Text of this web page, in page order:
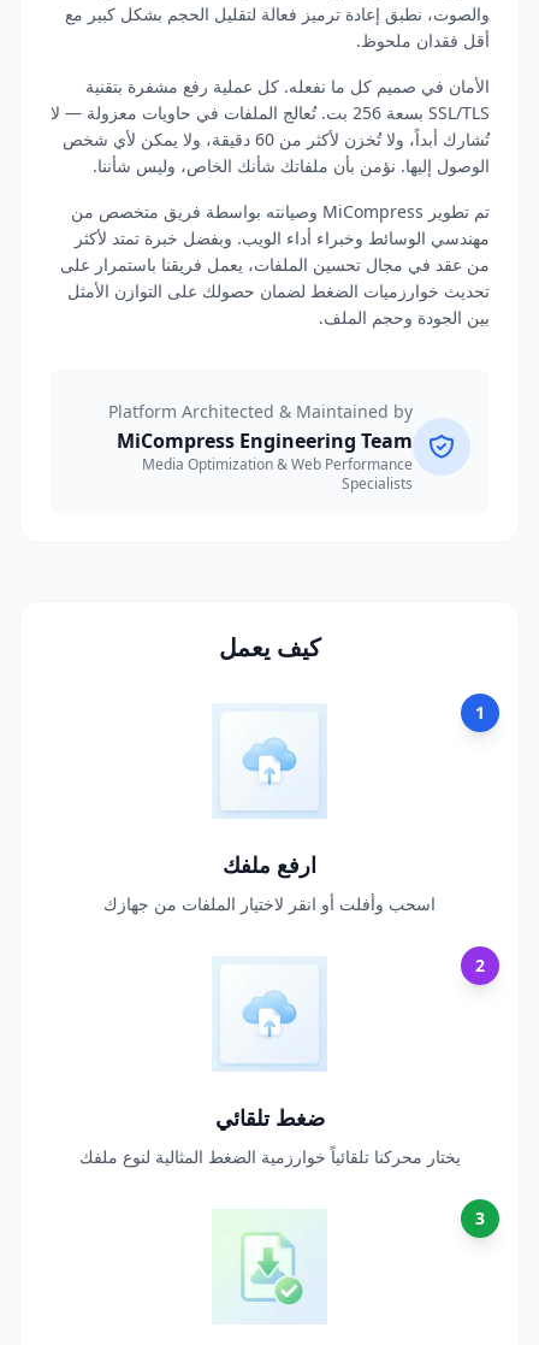
والصوت، نطبق إعادة ترميز فعالة لتقليل الحجم بشكل كبير مع
أقل فقدان ملحوظ.
الأمان في صميم كل ما نفعله. كل عملية رفع مشفرة بتقنية
SSL/TLS بسعة 256 بت. تُعالج الملفات في حاويات معزولة — لا
تُشارك أبداً، ولا تُخزن لأكثر من 60 دقيقة، ولا يمكن لأي شخص
الوصول إليها. نؤمن بأن ملفاتك شأنك الخاص، وليس شأننا.
تم تطوير MiCompress وصيانته بواسطة فريق متخصص من
مهندسي الوسائط وخبراء أداء الويب. وبفضل خبرة تمتد لأكثر
من عقد في مجال تحسين الملفات، يعمل فريقنا باستمرار على
تحديث خوارزميات الضغط لضمان حصولك على التوازن الأمثل
بين الجودة وحجم الملف.
Platform Architected & Maintained by
MiCompress Engineering Team
Media Optimization & Web Performance
Specialists
كيف يعمل
1
ارفع ملفك
اسحب وأفلت أو انقر لاختيار الملفات من جهازك
2
ضغط تلقائي
يختار محركنا تلقائياً خوارزمية الضغط المثالية لنوع ملفك
3